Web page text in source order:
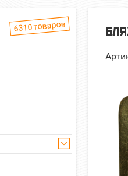
6310товаров